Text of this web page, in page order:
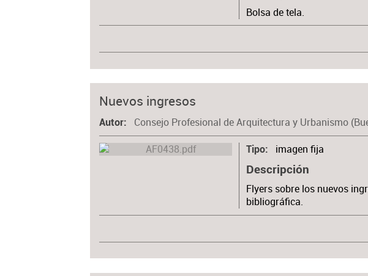
Bolsa de tela.
Nuevos ingresos
Autor Consejo Profesional de Arquitectura y Urbanismo
Tipo imagen fija
Descripción
Flyers sobre los nuevos
bibliográfica.